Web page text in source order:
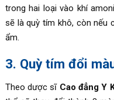
trong hai loại vào khí
sẽ là quỳ tím khô, còn nếu
ẩm.
3. Quỳ tím đổi
Theo dược sĩ Cao đẳng Y